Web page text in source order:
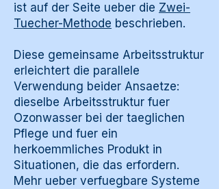
ist auf der Seite ueber die Zwei-
Tuecher-Methode beschrieben.
Diese gemeinsame Arbeitsstruktur
erleichtert die parallele
Verwendung beider Ansaetze:
dieselbe Arbeitsstruktur fuer
Ozonwasser bei der taeglichen
Pflege und fuer ein
herkoemmliches Produkt in
Situationen, die das erfordern.
Mehr ueber verfuegbare Systeme